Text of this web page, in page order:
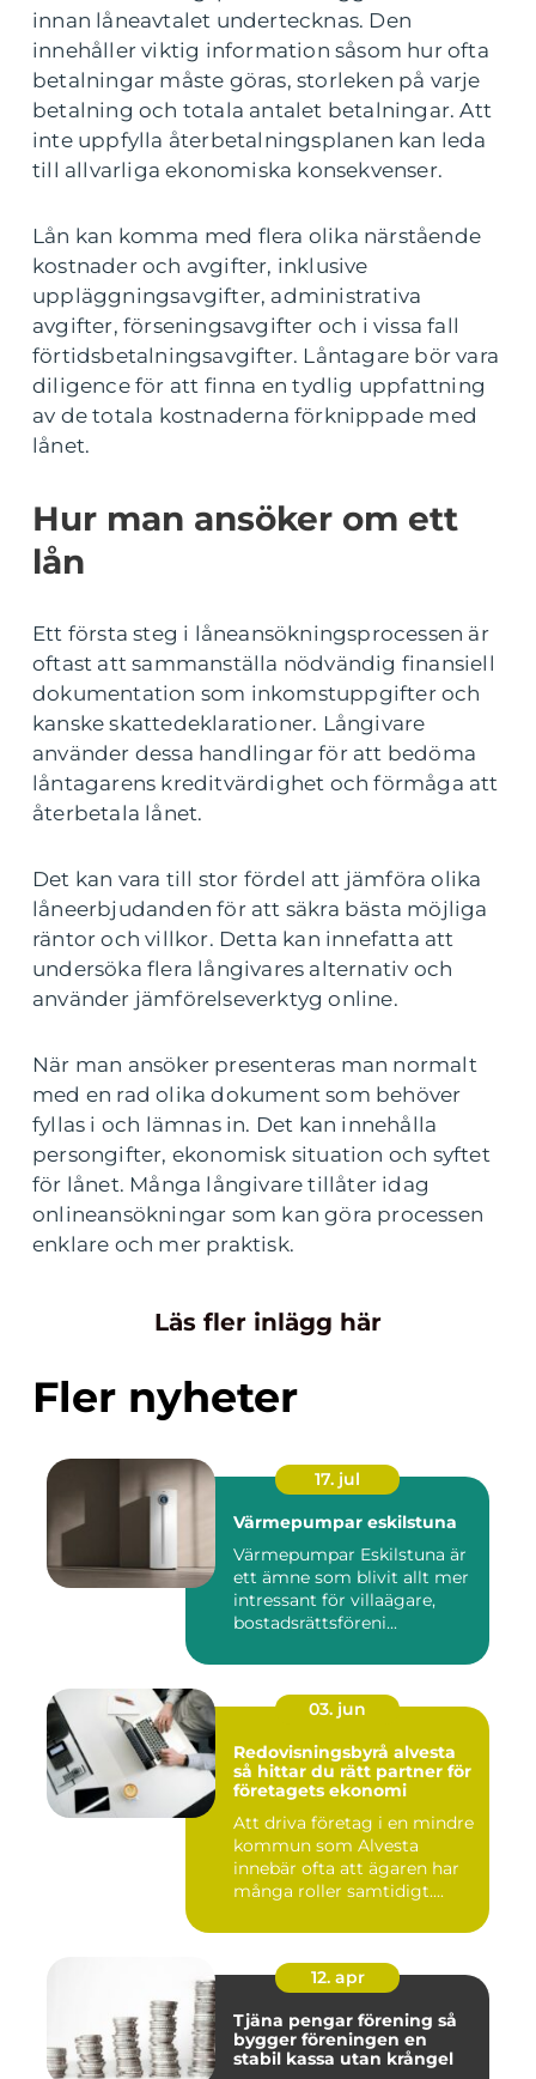
innan låneavtalet undertecknas. Den
innehåller viktig information såsom hur ofta
betalningar måste göras, storleken på varje
betalning och totala antalet betalningar. Att
inte uppfylla återbetalningsplanen kan leda
till allvarliga ekonomiska konsekvenser.
Lån kan komma med flera olika närstående
kostnader och avgifter, inklusive
uppläggningsavgifter, administrativa
avgifter, förseningsavgifter och i vissa fall
förtidsbetalningsavgifter. Låntagare bör vara
diligence för att finna en tydlig uppfattning
av de totala kostnaderna förknippade med
lånet.
Hur man ansöker om ett
lån
Ett första steg i låneansökningsprocessen är
oftast att sammanställa nödvändig finansiell
dokumentation som inkomstuppgifter och
kanske skattedeklarationer. Långivare
använder dessa handlingar för att bedöma
låntagarens kreditvärdighet och förmåga att
återbetala lånet.
Det kan vara till stor fördel att jämföra olika
låneerbjudanden för att säkra bästa möjliga
räntor och villkor. Detta kan innefatta att
undersöka flera långivares alternativ och
använder jämförelseverktyg online.
När man ansöker presenteras man normalt
med en rad olika dokument som behöver
fyllas i och lämnas in. Det kan innehålla
persongifter, ekonomisk situation och syftet
för lånet. Många långivare tillåter idag
onlineansökningar som kan göra processen
enklare och mer praktisk.
Läs fler inlägg här
Fler nyheter
17. jul
Värmepumpar eskilstuna
Värmepumpar Eskilstuna är
ett ämne som blivit allt mer
intressant för villaägare,
bostadsrättsföreni...
03. jun
Redovisningsbyrå alvesta
så hittar du rätt partner för
företagets ekonomi
Att driva företag i en mindre
kommun som Alvesta
innebär ofta att ägaren har
många roller samtidigt....
12. apr
Tjäna pengar förening så
bygger föreningen en
stabil kassa utan krångel